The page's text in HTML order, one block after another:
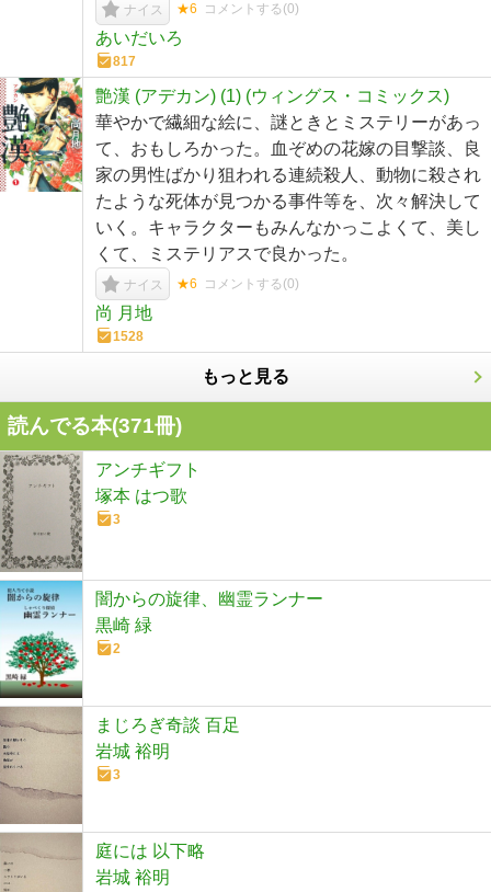
ナイス ★6 コメントする(0)
あいだいろ
817
艶漢 (アデカン) (1) (ウィングス・コミックス)
華やかで繊細な絵に、謎ときとミステリーがあっ
て、おもしろかった。血ぞめの花嫁の目撃談、良
家の男性ばかり狙われる連続殺人、動物に殺され
たような死体が見つかる事件等を、次々解決して
いく。キャラクターもみんなかっこよくて、美し
くて、ミステリアスで良かった。
ナイス ★6 コメントする(0)
尚 月地
1528
もっと見る
読んでる本(371冊)
アンチギフト
塚本 はつ歌
3
闇からの旋律、幽霊ランナー
黒崎 緑
2
まじろぎ奇談 百足
岩城 裕明
3
庭には 以下略
岩城 裕明